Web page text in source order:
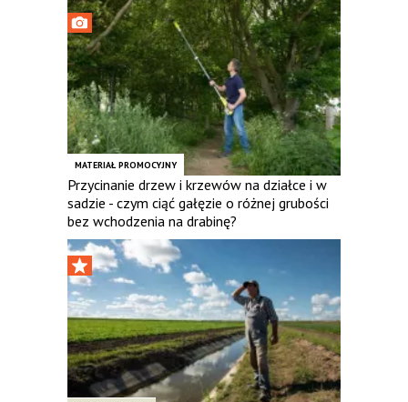
MATERIAŁ PROMOCYJNY
Przycinanie drzew i krzewów na działce i w
sadzie - czym ciąć gałęzie o różnej grubości
bez wchodzenia na drabinę?